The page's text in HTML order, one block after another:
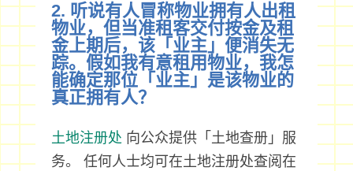
2. 听说有人冒称物业拥有人出租
物业，但当准租客交付按金及租
金上期后，该「业主」便消失无
踪。假如我有意租用物业，我怎
能确定那位「业主」是该物业的
真正拥有人？
土地注册处向公众提供「土地查册」服
务。 任何人士均可在土地注册处查阅在